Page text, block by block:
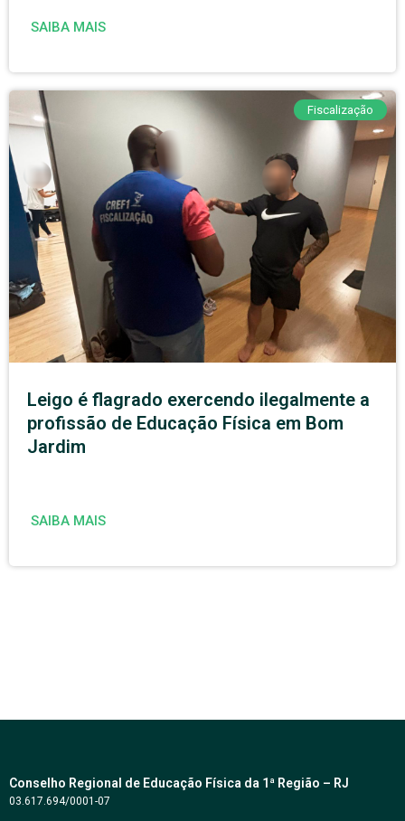
SAIBA MAIS
Fiscalização
Leigo é flagrado exercendo ilegalmente a
profissão de Educação Física em Bom
Jardim
SAIBA MAIS
Conselho Regional de Educação Física da 1ª Região – RJ
03.617.694/0001-07